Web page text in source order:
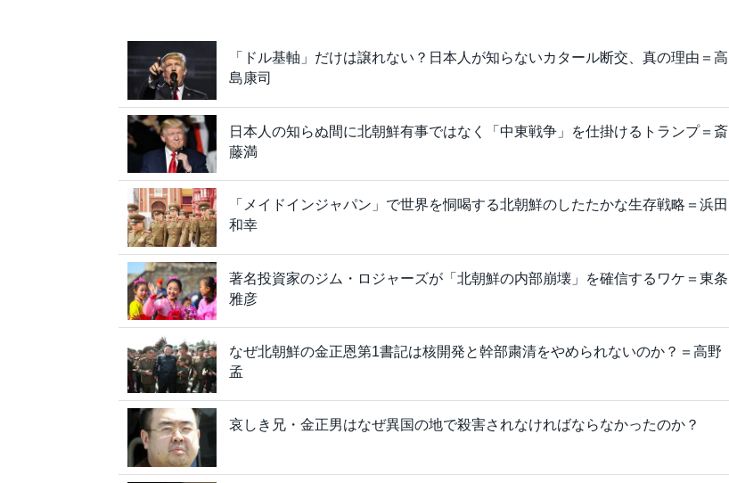
「ドル基軸」だけは譲れない？日本人が知らないカタール断交、真の理由＝高
島康司
日本人の知らぬ間に北朝鮮有事ではなく「中東戦争」を仕掛けるトランプ＝斎
藤満
「メイドインジャパン」で世界を恫喝する北朝鮮のしたたかな生存戦略＝浜田
和幸
著名投資家のジム・ロジャーズが「北朝鮮の内部崩壊」を確信するワケ＝東条
雅彦
なぜ北朝鮮の金正恩第1書記は核開発と幹部粛清をやめられないのか？＝高野
孟
哀しき兄・金正男はなぜ異国の地で殺害されなければならなかったのか？